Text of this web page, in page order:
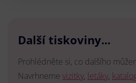
Další tiskoviny...
Prohlédněte si, co dalšího
Navrhneme vizitky, letáky,